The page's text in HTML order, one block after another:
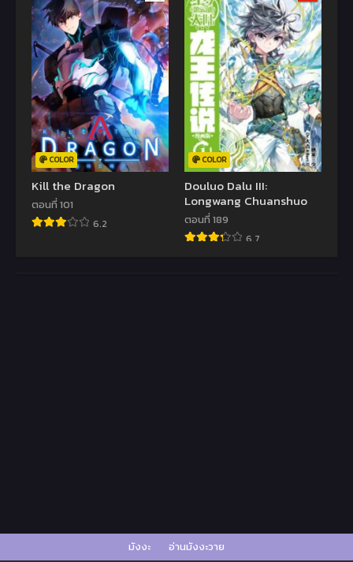
COLOR
Kill the Dragon
ตอนที่ 101
6.2
COLOR
Douluo Dalu III:
Longwang Chuanshuo
ตอนที่ 189
6.7
มังงะ อ่านมังงะวาย